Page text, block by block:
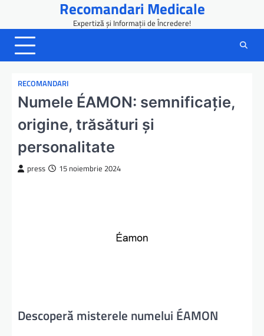
content
Recomandari Medicale
Expertiză și Informații de Încredere!
RECOMANDARI
Numele ÉAMON: semnificație,
origine, trăsături și
personalitate
press 15 noiembrie 2024
Descoperă misterele numelui ÉAMON